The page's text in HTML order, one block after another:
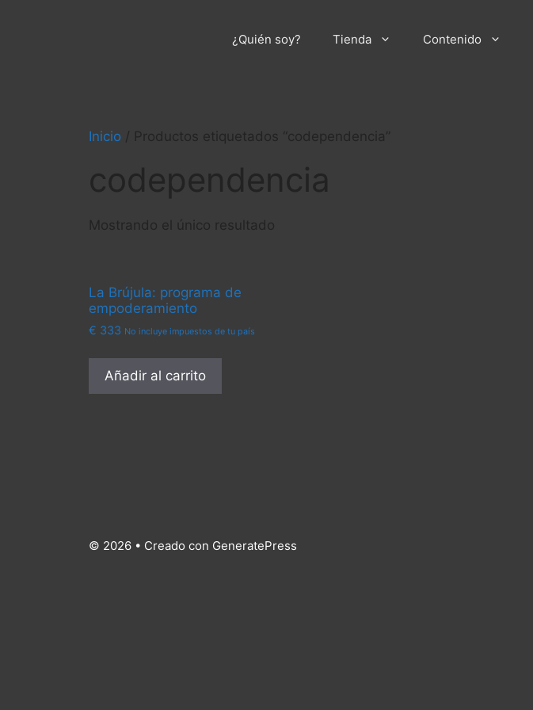
¿Quién soy? Tienda Contenido
Inicio / Productos etiquetados “codependencia”
codependencia
Mostrando el único resultado
La Brújula: programa de
empoderamiento
€ 333 No incluye impuestos de tu país
Añadir al carrito
© 2026 • Creado con GeneratePress